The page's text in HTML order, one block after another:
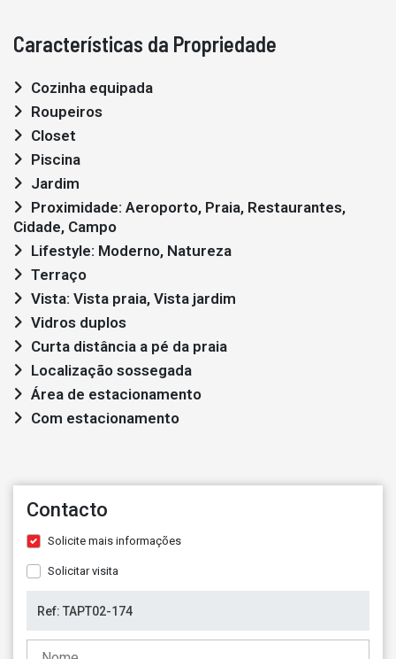
Características da Propriedade
Cozinha equipada
Roupeiros
Closet
Piscina
Jardim
Cidade, Campo
Lifestyle: Moderno, Natureza
Terraço
Vista: Vista praia, Vista jardim
Vidros duplos
Curta distância a pé da praia
Localização sossegada
Área de estacionamento
Com estacionamento
Contacto
Solicite mais informações
Solicitar visita